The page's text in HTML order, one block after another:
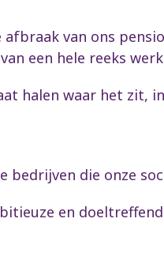
van ons
een hele reeks
halen waar het zit,
die onze
en